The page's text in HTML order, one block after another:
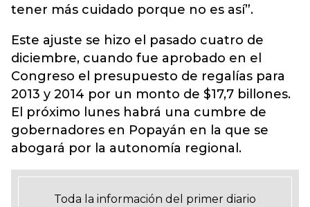
tener más cuidado porque no es así”.
Este ajuste se hizo el pasado cuatro de
diciembre, cuando fue aprobado en el
Congreso el presupuesto de regalías para
2013 y 2014 por un monto de $17,7 billones.
El próximo lunes habrá una cumbre de
gobernadores en Popayán en la que se
abogará por la autonomía regional.
Toda la información del primer diario